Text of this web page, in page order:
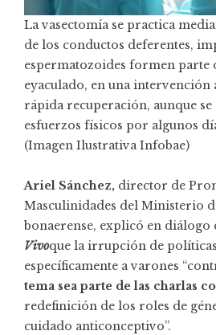
La vasectomía se practica
de los conductos deferentes,
espermatozoides formen parte
eyaculado, en una
rápida recuperación, aunque se
esfuerzos físicos por algunos
(Imagen Ilustrativa Infobae)
Ariel Sánchez, director de
Masculinidades del Ministerio
bonaerense, explicó en diálogo
Vivoque la irrupción de
específicamente a varones
tema sea parte de las charlas
redefinición de los roles de
cuidado anticonceptivo”.